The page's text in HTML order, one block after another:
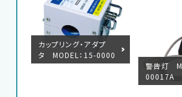
EMC試験器
カップリング・アダプ
タ MODEL：15-0000
7A（CA-806）
警告灯
00017A